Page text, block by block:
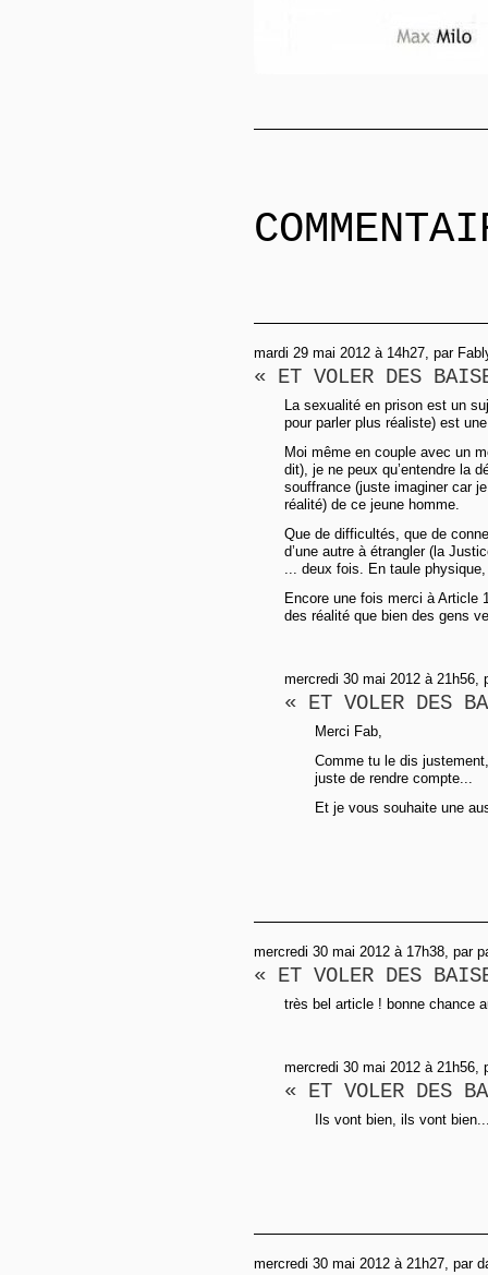
mardi 29 mai 2012 à 14h27, par
« ET VOLER DES
La sexualité en prison est un
pour parler plus réaliste) est
Moi même en couple avec un
dit), je ne peux qu’entendre la
souffrance (juste imaginer car
réalité) de ce jeune homme.
Que de difficultés, que de
d’une autre à étrangler (la
... deux fois. En taule
Encore une fois merci à Article
des réalité que bien des gens
mercredi 30 mai 2012 à 21h56,
« ET VOLER DES
Merci Fab,
Comme tu le dis
juste de rendre compte...
Et je vous souhaite une
mercredi 30 mai 2012 à 17h38, par
« ET VOLER DES
très bel article ! bonne chance
mercredi 30 mai 2012 à 21h56,
« ET VOLER DES
Ils vont bien, ils vont
mercredi 30 mai 2012 à 21h27, par